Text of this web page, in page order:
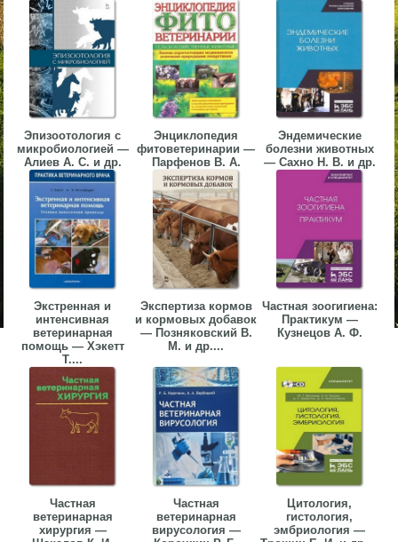
Эпизоотология с
микробиологией —
Алиев А. С. и др.
Энциклопедия
фитоветеринарии —
Парфенов В. А.
Эндемические
болезни животных
— Сахно Н. В. и др.
Экстренная и
интенсивная
ветеринарная
помощь — Хэкетт
Т....
Экспертиза кормов
и кормовых добавок
— Позняковский В.
М. и др....
Частная зоогигиена:
Практикум —
Кузнецов А. Ф.
Частная
ветеринарная
хирургия —
Частная
ветеринарная
вирусология —
Цитология,
гистология,
эмбриология —
▼